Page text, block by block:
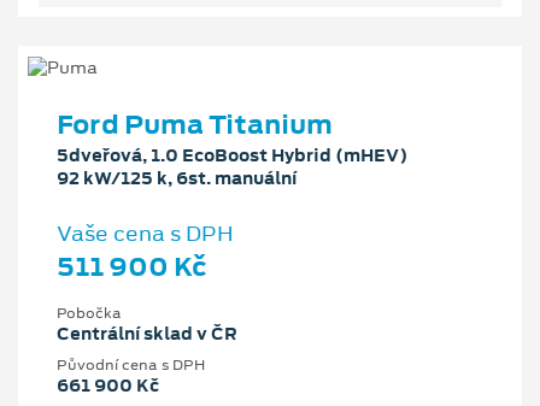
Ford Puma Titanium
5dveřová, 1.0 EcoBoost Hybrid (mHEV)
92 kW/125 k, 6st. manuální
Vaše cena s DPH
511 900 Kč
Pobočka
Centrální sklad v ČR
Původní cena s DPH
661 900 Kč